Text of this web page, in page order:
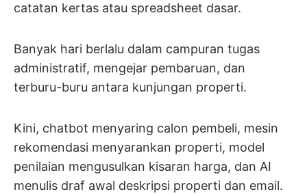
catatan kertas atau spreadsheet dasar.
Banyak hari berlalu dalam campuran tugas
administratif, mengejar pembaruan, dan
terburu-buru antara kunjungan properti.
Kini, chatbot menyaring calon pembeli, mesin
rekomendasi menyarankan properti, model
penilaian mengusulkan kisaran harga, dan AI
menulis draf awal deskripsi properti dan email.